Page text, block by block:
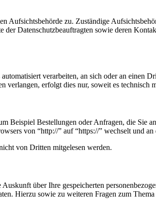
Aufsichtsbehörde zu. Zuständige
Datenschutzbeauftragten sowie deren
verarbeiten, an sich oder an einen
verlangen, erfolgt dies nur, soweit es technisch
Beispiel Bestellungen oder Anfragen, die Sie
von “http://” auf “https://” wechselt und
von Dritten mitgelesen werden.
über Ihre gespeicherten
Hierzu sowie zu weiteren Fragen zum